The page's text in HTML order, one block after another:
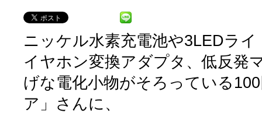
ニッケル水素充電池や3LEDラ
イヤホン変換アダプタ、低反発
げな電化小物がそろっている
ア」さんに、